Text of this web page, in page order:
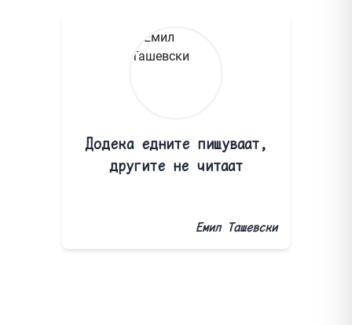
Додека едните пишуваат,
другите не читаат
Емил Ташевски